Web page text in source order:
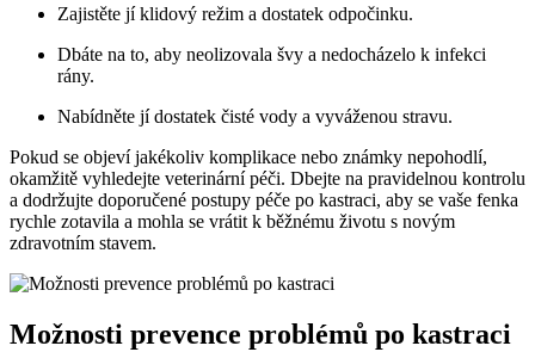
Zajistěte jí klidový režim a dostatek odpočinku.
Dbáte na to, aby neolizovala švy a nedocházelo k infekci
rány.
Nabídněte jí dostatek čisté vody a vyváženou stravu.
Pokud se objeví jakékoliv komplikace nebo známky nepohodlí,
okamžitě vyhledejte veterinární péči. Dbejte na pravidelnou kontrolu
a dodržujte doporučené postupy péče po kastraci, aby se vaše fenka
rychle zotavila a mohla se vrátit k běžnému životu s novým
zdravotním stavem.
Možnosti prevence problémů po kastraci